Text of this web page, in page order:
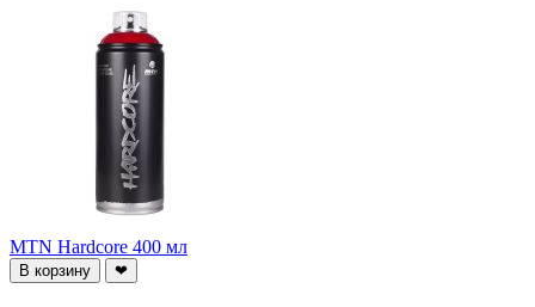
MTN Hardcore 400 мл
В корзину ❤